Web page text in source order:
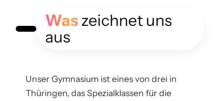
Waszeichnet uns
aus
Unser Gymnasium ist eines von drei in
Thüringen, das Spezialklassen für die